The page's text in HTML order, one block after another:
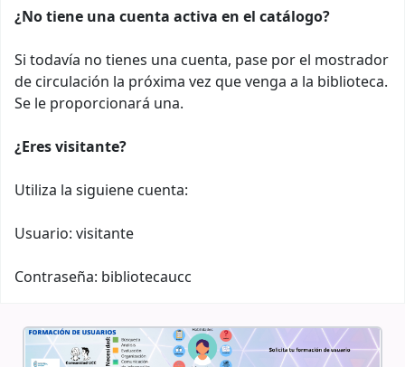
¿No tiene una cuenta activa en el catálogo?
Si todavía no tienes una cuenta, pase por el mostrador
de circulación la próxima vez que venga a la biblioteca.
Se le proporcionará una.
¿Eres visitante?
Utiliza la siguiene cuenta:
Usuario: visitante
Contraseña: bibliotecaucc